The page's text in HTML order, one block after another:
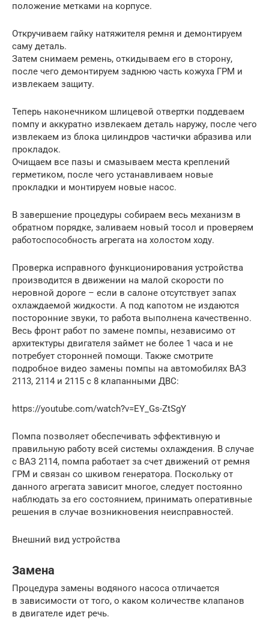
положение метками на корпусе.
Откручиваем гайку натяжителя ремня и демонтируем
саму деталь.
Затем снимаем ремень, откидываем его в сторону,
после чего демонтируем заднюю часть кожуха ГРМ и
извлекаем защиту.
Теперь наконечником шлицевой отвертки поддеваем
помпу и аккуратно извлекаем деталь наружу, после чего
извлекаем из блока цилиндров частички абразива или
прокладок.
Очищаем все пазы и смазываем места креплений
герметиком, после чего устанавливаем новые
прокладки и монтируем новые насос.
В завершение процедуры собираем весь механизм в
обратном порядке, заливаем новый тосол и проверяем
работоспособность агрегата на холостом ходу.
Проверка исправного функционирования устройства
производится в движении на малой скорости по
неровной дороге – если в салоне отсутствует запах
охлаждаемой жидкости. А под капотом не издаются
посторонние звуки, то работа выполнена качественно.
Весь фронт работ по замене помпы, независимо от
архитектуры двигателя займет не более 1 часа и не
потребует сторонней помощи. Также смотрите
подробное видео замены помпы на автомобилях ВАЗ
2113, 2114 и 2115 с 8 клапанными ДВС:
https://youtube.com/watch?v=EY_Gs-ZtSgY
Помпа позволяет обеспечивать эффективную и
правильную работу всей системы охлаждения. В случае
с ВАЗ 2114, помпа работает за счет движений от ремня
ГРМ и связан со шкивом генератора. Поскольку от
данного агрегата зависит многое, следует постоянно
наблюдать за его состоянием, принимать оперативные
решения в случае возникновения неисправностей.
Внешний вид устройства
Замена
Процедура замены водяного насоса отличается
в зависимости от того, о каком количестве клапанов
в двигателе идет речь.